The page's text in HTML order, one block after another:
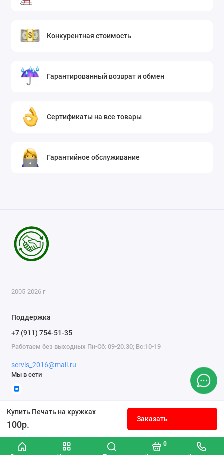
0
Купить Печать на кружках
100р.
Заказать
Конкурентная стоимость
Гарантированный возврат и обмен
Сертификаты на все товары
Гарантийное обслуживание
2005-2026 г
Поддержка
+7 (911) 754-51-35
Работаем без выходных Пн-Сб: 09-20.30; Вс:10-19
servis_2016@mail.ru
Мы в сети